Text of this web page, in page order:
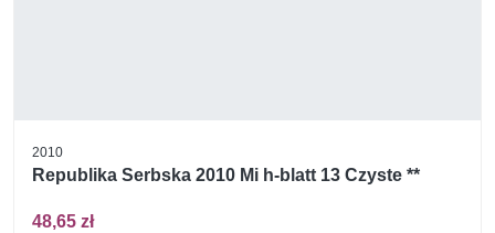
2010
Republika Serbska 2010 Mi h-blatt 13 Czyste **
48,65 zł